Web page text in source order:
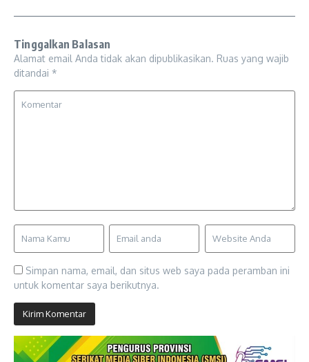
Tinggalkan Balasan
Alamat email Anda tidak akan dipublikasikan. Ruas yang wajib
ditandai *
Simpan nama, email, dan situs web saya pada peramban ini
untuk komentar saya berikutnya.